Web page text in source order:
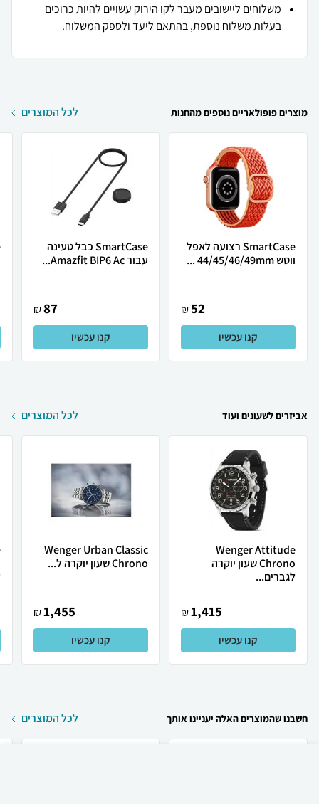
משלוחים ליישובים מעבר לקו הירוק עשויים להיות כרוכים
בעלות משלוח נוספת, בהתאם ליעד ולספק המשלוח.
מוצרים פופולאריים נוספים מהחנות לכל המוצרים
SmartCase רצועה לאפל
ווטש 44/45/46/49mm ...
52
₪
קנו עכשיו
SmartCase כבל טעינה
עבור Amazfit BIP6 Ac...
87
₪
קנו עכשיו
אביזרים לשעונים ועוד לכל המוצרים
Wenger Attitude
Chrono שעון יוקרה
לגברים...
1,415
₪
קנו עכשיו
Wenger Urban Classic
Chrono שעון יוקרה ל...
1,455
₪
קנו עכשיו
חשבנו שהמוצרים האלה יעניינו אותך לכל המוצרים